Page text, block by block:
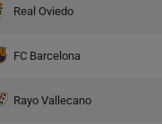
Real Oviedo
FC Barcelona
Rayo Vallecano